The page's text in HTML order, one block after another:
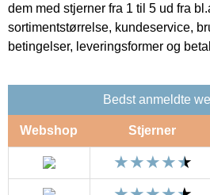
dem med stjerner fra 1 til 5 ud fra
sortimentstørrelse, kundeservice,
betingelser, leveringsformer og
Bedst anmeldte
Webshop Stjerner